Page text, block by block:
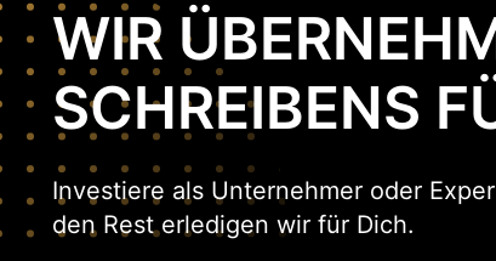
WIR
SCHREIBENS
Investiere als Unternehmer oder
den Rest erledigen wir für Dich.